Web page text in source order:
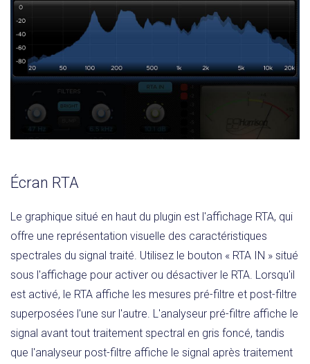
Écran RTA
Le graphique situé en haut du plugin est l'affichage RTA, qui
offre une représentation visuelle des caractéristiques
spectrales du signal traité. Utilisez le bouton « RTA IN » situé
sous l'affichage pour activer ou désactiver le RTA. Lorsqu'il
est activé, le RTA affiche les mesures pré-filtre et post-filtre
superposées l'une sur l'autre. L'analyseur pré-filtre affiche le
signal avant tout traitement spectral en gris foncé, tandis
que l'analyseur post-filtre affiche le signal après traitement